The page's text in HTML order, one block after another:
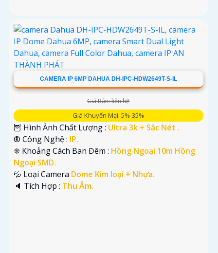
CAMERA IP 6MP DAHUA DH-IPC-HDW2649T-S-IL
Giá Bán: liên hệ
Giá Khuyến Mại: 5%-35%
🦉 Hình Ành Chất Lượng : Ultra 3k + Sắc Nét .
®️ Công Nghệ : IP.
❈ Khoảng Cách Ban Đêm : Hồng Ngoại 10m Hồng
Ngoại SMD.
💦 Loại Camera Dome Kim loại + Nhựa.
️🔈 Tích Hợp : Thu Âm.